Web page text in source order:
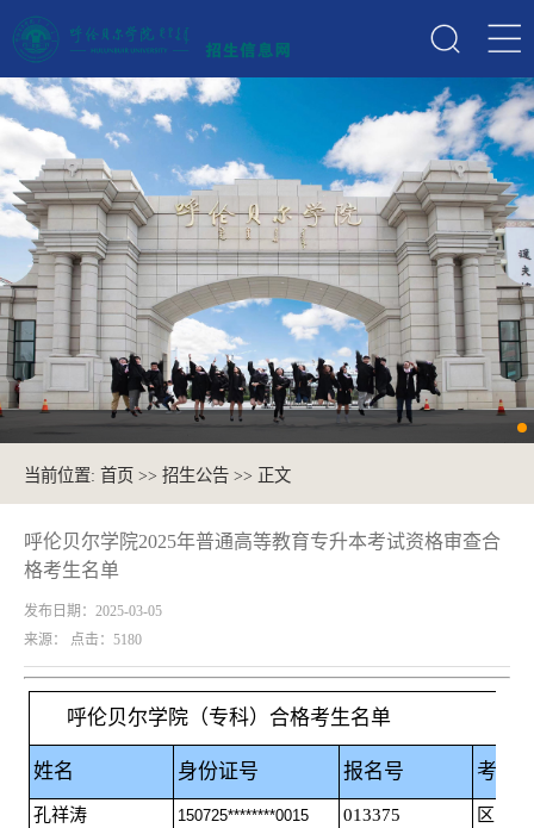
当前位置: 首页 >> 招生公告 >> 正文
呼伦贝尔学院2025年普通高等教育专升本考试资格审查合
格考生名单
发布日期：2025-03-05
来源： 点击： 5180
呼伦贝尔学院（专科）合格考生名单
姓名 身份证号 报名号 考生
孔祥涛 150725********0015 013375
区内